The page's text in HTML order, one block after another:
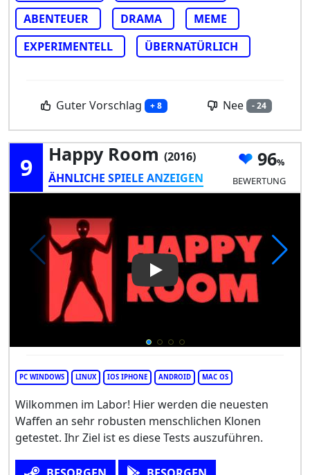
ABENTEUER
DRAMA
MEME
EXPERIMENTELL
ÜBERNATÜRLICH
Guter Vorschlag + 8 Nee - 24
9 Happy Room (2016)
ÄHNLICHE SPIELE ANZEIGEN
96
BEWERTUNG
Play Video: Happy Room
PC WINDOWS LINUX IOS IPHONE ANDROID MAC OS
Wilkommen im Labor! Hier werden die neuesten
Waffen an sehr robusten menschlichen Klonen
getestet. Ihr Ziel ist es diese Tests auszuführen.